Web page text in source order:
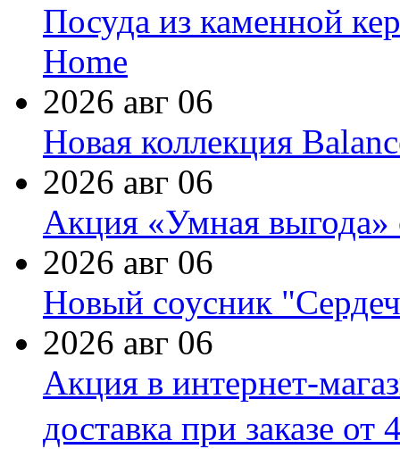
Посуда из каменной
Home
2026 авг 06
Новая коллекция
2026 авг 06
Акция «Умная выгода»
2026 авг 06
Новый соусник
2026 авг 06
Акция в интернет-
доставка при заказе от